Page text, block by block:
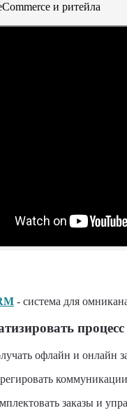
и ритейла
- система для
офлайн и онлайн
заказы и